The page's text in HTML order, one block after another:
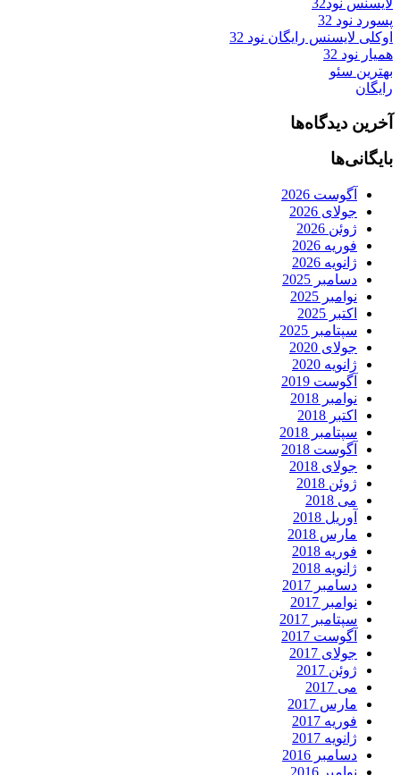
لایسنس نود32
پسورد نود 32
اوکلی لایسنس رایگان نود 32
همیار نود 32
بهترین سئو
رایگان
آخرین دیدگاه‌ها
بایگانی‌ها
آگوست 2026
جولای 2026
ژوئن 2026
فوریه 2026
ژانویه 2026
دسامبر 2025
نوامبر 2025
اکتبر 2025
سپتامبر 2025
جولای 2020
ژانویه 2020
آگوست 2019
نوامبر 2018
اکتبر 2018
سپتامبر 2018
آگوست 2018
جولای 2018
ژوئن 2018
می 2018
آوریل 2018
مارس 2018
فوریه 2018
ژانویه 2018
دسامبر 2017
نوامبر 2017
سپتامبر 2017
آگوست 2017
جولای 2017
ژوئن 2017
می 2017
مارس 2017
فوریه 2017
ژانویه 2017
دسامبر 2016
نوامبر 2016